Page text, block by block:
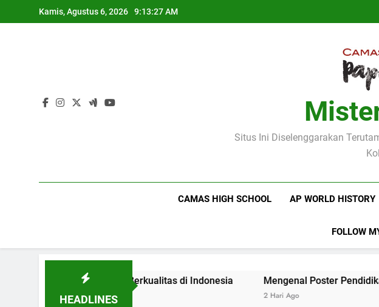
to
Kamis, Agustus 6, 2026 9:13:28 AM
Situs Ini Diselenggarakan
CAMAS HIGH SCHOOL AP WORLD HISTORY
FOLLOW
HEADLINES
Pendidikan Berkualitas di Indonesia Mengenal Poster Pendidikan Estetika